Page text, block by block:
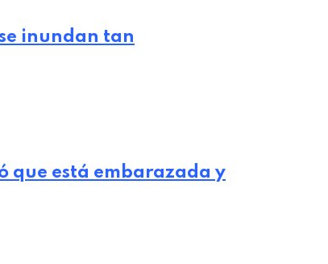
inundan tan
que está embarazada y